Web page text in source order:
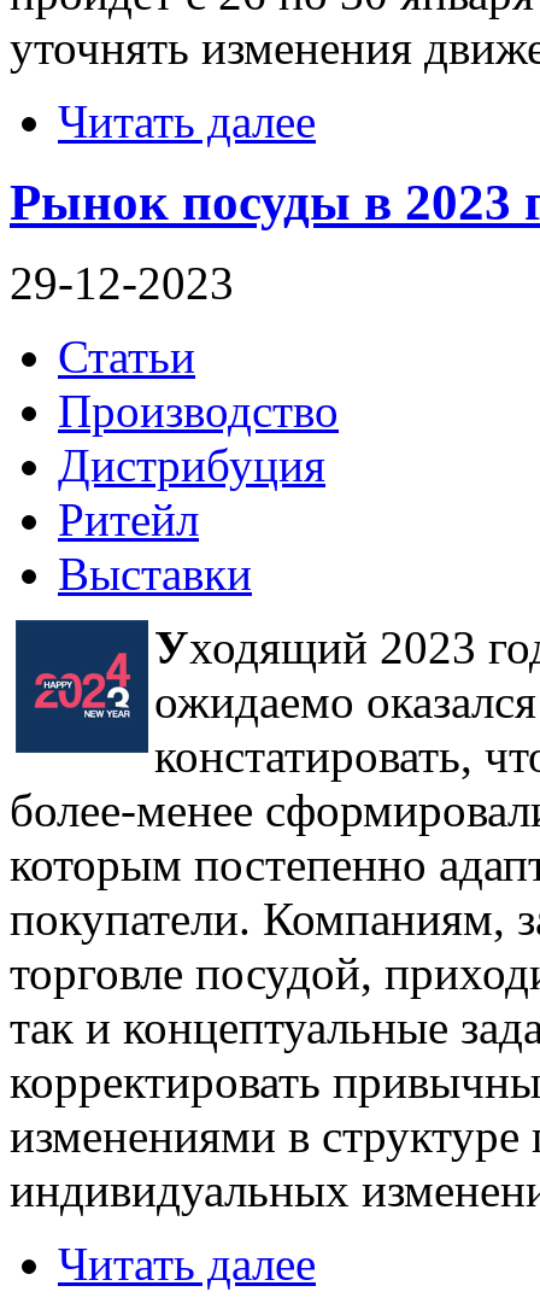
уточнять изменения
Читать далее
Рынок посуды в 2023
29-12-2023
Статьи
Производство
Дистрибуция
Ритейл
Выставки
Уходящий 2023
ожидаемо
констатировать,
более-менее
которым постепенно
покупатели. Компаниям,
торговле посудой,
так и концептуальные
корректировать
изменениями в
индивидуальных
Читать далее